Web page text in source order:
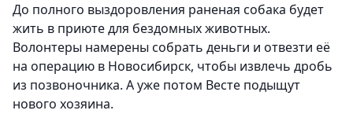
До полного выздоровления раненая собака будет
жить в приюте для бездомных животных.
Волонтеры намерены собрать деньги и отвезти её
на операцию в Новосибирск, чтобы извлечь дробь
из позвоночника. А уже потом Весте подыщут
нового хозяина.